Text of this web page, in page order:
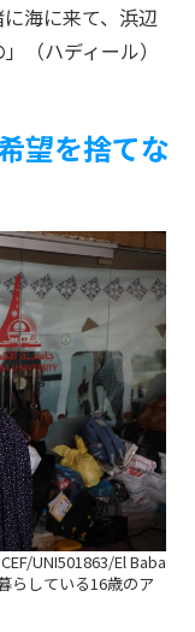
海に来て、浜辺
（ハディール）
望を捨てな
UNI501863/El Baba
らしている16歳のア